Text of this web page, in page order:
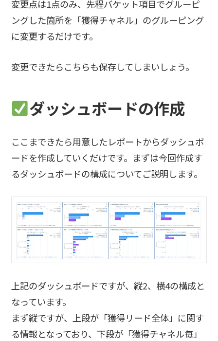
変更点は1点のみ、先程バケット項目でグルーピ
ングした箇所を「獲得チャネル」のグルーピング
に変更するだけです。
変更できたらこちらも保存してしまいしょう。
ダッシュボードの作成
ここまできたら用意したレポートからダッシュボ
ードを作成していくだけです。まずは今回作成す
るダッシュボードの構成についてご説明します。
上記のダッシュボードですが、縦2、横4の構成と
なっています。
まず縦ですが、上段が「獲得リード全体」に関す
る情報となっており、下段が「獲得チャネル毎」